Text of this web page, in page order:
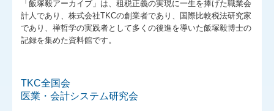
お客様の声
「飯塚毅アーカイブ」は、租税正義の実現に一生を捧げた職業会
計人であり、株式会社TKCの創業者であり、国際比較税法研究家
であり、禅哲学の実践者として多くの後進を導いた飯塚毅博士の
記録を集めた資料館です。
TKC全国会
医業・会計システム研究会